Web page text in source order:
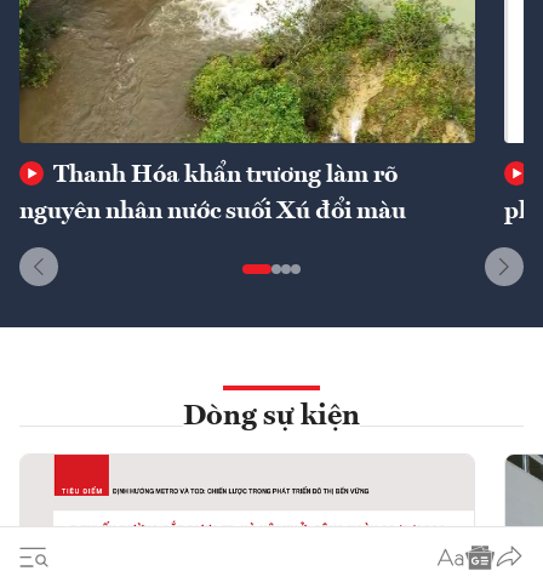
Thanh Hóa khẩn trương làm rõ
nguyên nhân nước suối Xú đổi màu
phí
Dòng sự kiện